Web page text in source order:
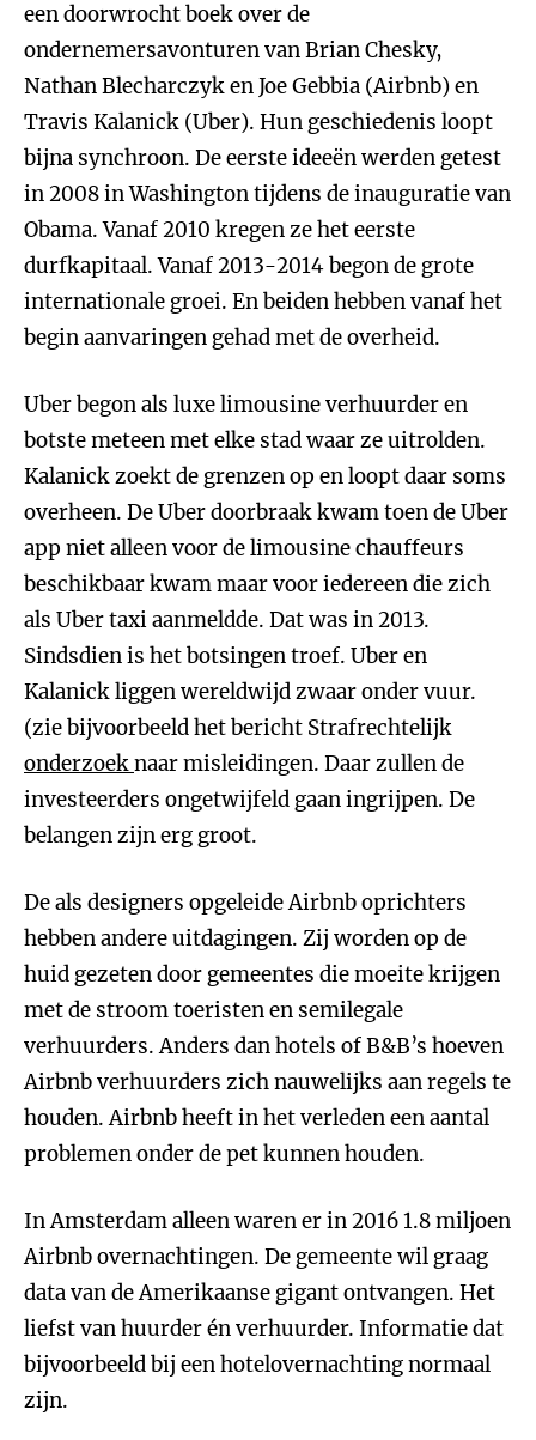
een doorwrocht boek over de
ondernemersavonturen van Brian Chesky,
Nathan Blecharczyk en Joe Gebbia (Airbnb) en
Travis Kalanick (Uber). Hun geschiedenis loopt
bijna synchroon. De eerste ideeën werden getest
in 2008 in Washington tijdens de inauguratie van
Obama. Vanaf 2010 kregen ze het eerste
durfkapitaal. Vanaf 2013-2014 begon de grote
internationale groei. En beiden hebben vanaf het
begin aanvaringen gehad met de overheid.
Uber begon als luxe limousine verhuurder en
botste meteen met elke stad waar ze uitrolden.
Kalanick zoekt de grenzen op en loopt daar soms
overheen. De Uber doorbraak kwam toen de Uber
app niet alleen voor de limousine chauffeurs
beschikbaar kwam maar voor iedereen die zich
als Uber taxi aanmeldde. Dat was in 2013.
Sindsdien is het botsingen troef. Uber en
Kalanick liggen wereldwijd zwaar onder vuur.
(zie bijvoorbeeld het bericht Strafrechtelijk
onderzoeknaar misleidingen. Daar zullen de
investeerders ongetwijfeld gaan ingrijpen. De
belangen zijn erg groot.
De als designers opgeleide Airbnb oprichters
hebben andere uitdagingen. Zij worden op de
huid gezeten door gemeentes die moeite krijgen
met de stroom toeristen en semilegale
verhuurders. Anders dan hotels of B&B’s hoeven
Airbnb verhuurders zich nauwelijks aan regels te
houden. Airbnb heeft in het verleden een aantal
problemen onder de pet kunnen houden.
In Amsterdam alleen waren er in 2016 1.8 miljoen
Airbnb overnachtingen. De gemeente wil graag
data van de Amerikaanse gigant ontvangen. Het
liefst van huurder én verhuurder. Informatie dat
bijvoorbeeld bij een hotelovernachting normaal
zijn.